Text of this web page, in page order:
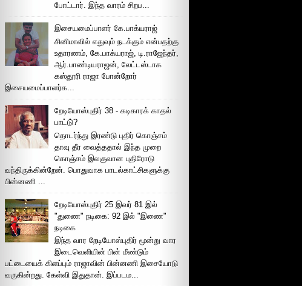
போட்டார். இந்த வாரம் சிறப...
இசையமைப்பாளர் கே.பாக்யராஜ்
சினிமாவில் எதுவும் நடக்கும் என்பதற்கு
உதாரணம், கே.பாக்யராஜ், டி.ராஜேந்தர்,
ஆர்.பாண்டியராஜன், லேட்டஸ்டாக
கஸ்தூரி ராஜா போன்றோர்
இசையமைப்பாளர்க...
றேடியோஸ்புதிர் 38 - கடிகாரக் காதல்
பாட்டு்?
தொடர்ந்து இரண்டு புதிர் கொஞ்சம்
தாவு தீர வைத்ததால் இந்த முறை
கொஞ்சம் இலகுவான புதிரோடு
வந்திருக்கின்றேன். பொதுவாக பாடல்காட்சிகளுக்கு
பின்னணி ...
றேடியோஸ்புதிர் 25 இவர் 81 இல்
"துணை" நடிகை: 92 இல் "இணை"
நடிகை
இந்த வார றேடியோஸ்புதிர் மூன்று வார
இடைவெளியின் பின் மீண்டும்
பட்டையைக் கிளப்பும் ராஜாவின் பின்னணி இசையோடு
வருகின்றது. கேள்வி இதுதான். இப்படம...